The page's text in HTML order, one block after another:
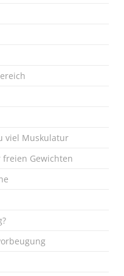
viel Muskulatur
Gewichten